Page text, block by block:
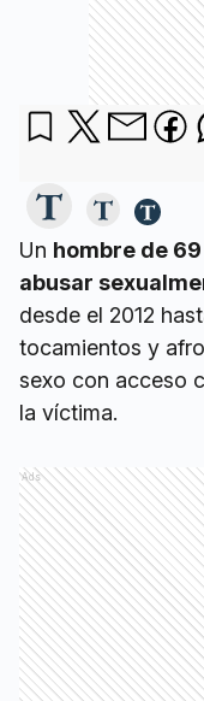
Un hombre de
abusar
desde el 2012
tocamientos y
sexo con acceso
la víctima.
Ads